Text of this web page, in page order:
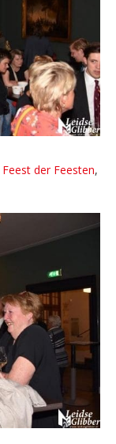
Feest der Feesten,